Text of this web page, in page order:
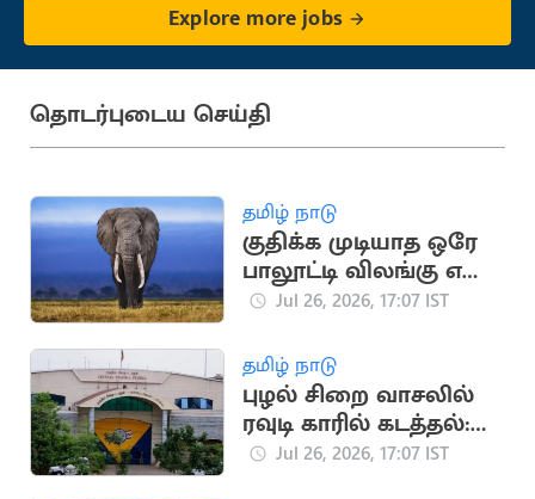
Explore more jobs
தொடர்புடைய செய்தி
தமிழ் நாடு
குதிக்க முடியாத ஒரே
பாலூட்டி விலங்கு எது
தெரியுமா?
Jul 26, 2026, 17:07 IST
தமிழ் நாடு
புழல் சிறை வாசலில்
ரவுடி காரில் கடத்தல்:
உறவினர்கள் 4 பேர்
Jul 26, 2026, 17:07 IST